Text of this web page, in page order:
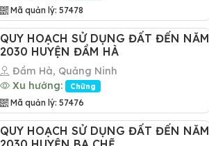
Mã quản lý: 57478
QUY HOẠCH SỬ DỤNG ĐẤT ĐẾN NĂM
2030 HUYỆN ĐẦM HÀ
Đầm Hà, Quảng Ninh
Xu hướng:
Chững
Mã quản lý: 57476
QUY HOẠCH SỬ DỤNG ĐẤT ĐẾN NĂM